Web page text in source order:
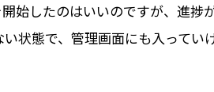
始したのはいいのですが、進
状態で、管理画面にも入ってい